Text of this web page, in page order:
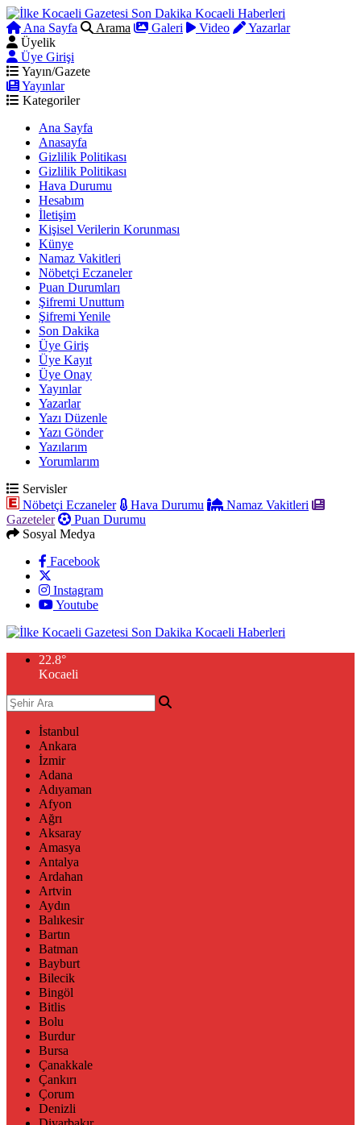
Ana Sayfa Arama Galeri Video
Yazarlar
Üyelik
Üye Girişi
Yayın/Gazete
Yayınlar
Kategoriler
Ana Sayfa
Anasayfa
Gizlilik Politikası
Gizlilik Politikası
Hava Durumu
Hesabım
İletişim
Kişisel Verilerin Korunması
Künye
Namaz Vakitleri
Nöbetçi Eczaneler
Puan Durumları
Şifremi Unuttum
Şifremi Yenile
Son Dakika
Üye Giriş
Üye Kayıt
Üye Onay
Yayınlar
Yazarlar
Yazı Düzenle
Yazı Gönder
Yazılarım
Yorumlarım
Servisler
Nöbetçi Eczaneler
Hava Durumu
Namaz Vakitleri
Gazeteler
Puan Durumu
Sosyal Medya
Facebook
Instagram
Youtube
22.8°
Kocaeli
İstanbul
Ankara
İzmir
Adana
Adıyaman
Afyon
Ağrı
Aksaray
Amasya
Antalya
Ardahan
Artvin
Aydın
Balıkesir
Bartın
Batman
Bayburt
Bilecik
Bingöl
Bitlis
Bolu
Burdur
Bursa
Çanakkale
Çankırı
Çorum
Denizli